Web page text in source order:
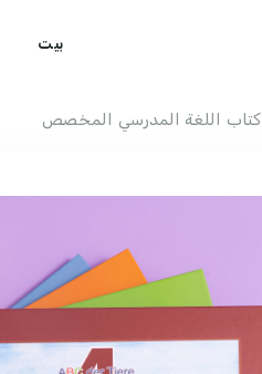
بيت
كتاب اللغة المدرسي المخصص